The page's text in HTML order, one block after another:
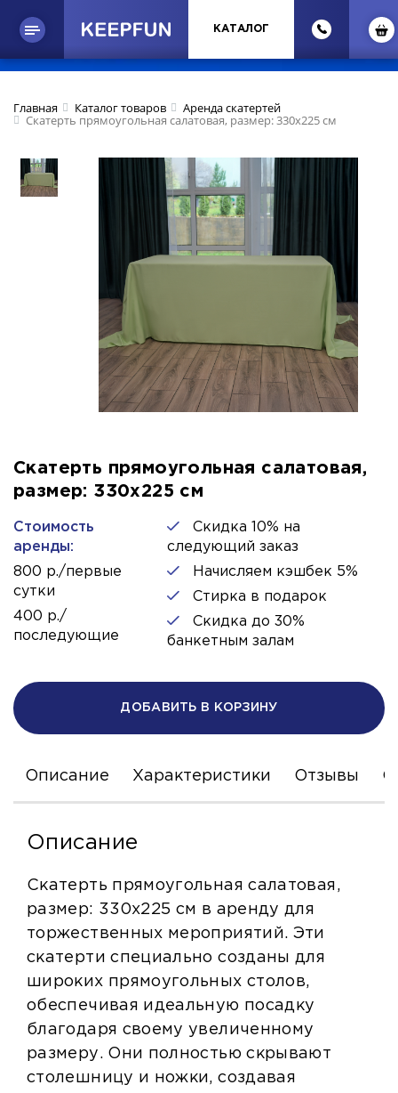
КАТАЛОГ
Главная Каталог товаров Аренда скатертей
Скатерть прямоугольная салатовая, размер: 330х225 см
Скатерть прямоугольная салатовая,
размер: 330х225 см
Стоимость
аренды:
800 р./первые
сутки
400 р./
последующие
Скидка 10% на
следующий заказ
Начисляем кэшбек 5%
Стирка в подарок
Скидка до 30%
банкетным залам
ДОБАВИТЬ В КОРЗИНУ
Описание Характеристики Отзывы С
Описание
Скатерть прямоугольная салатовая,
размер: 330х225 см в аренду для
торжественных мероприятий. Эти
скатерти специально созданы для
широких прямоугольных столов,
обеспечивая идеальную посадку
благодаря своему увеличенному
размеру. Они полностью скрывают
столешницу и ножки, создавая